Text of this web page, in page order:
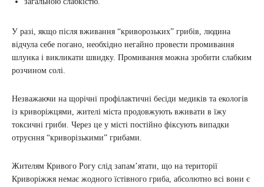
У разі, якщо після вживання “криворозьких” грибів, людина
відчула себе погано, необхідно негайно провести промивання
шлунка і викликати швидку. Промивання можна зробити слабким
розчином солі.
Незважаючи на щорічні профілактичні бесіди медиків та екологів
із криворіжцями, жителі міста продовжують вживати в їжу
токсичні гриби. Через це у місті постійно фіксують випадки
отруєння “криворізькими” грибами.
Жителям Кривого Рогу слід запам’ятати, що на території
Криворіжжя немає жодного їстівного гриба, абсолютно всі вони є